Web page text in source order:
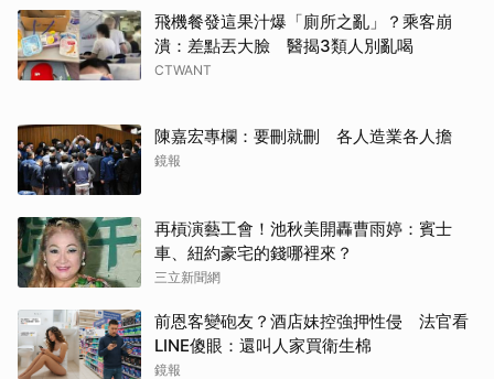
飛機餐發這果汁爆「廁所之亂」？乘客崩
潰：差點丟大臉 醫揭3類人別亂喝
CTWANT
陳嘉宏專欄：要刪就刪 各人造業各人擔
鏡報
再槓演藝工會！池秋美開轟曹雨婷：賓士
車、紐約豪宅的錢哪裡來？
三立新聞網
前恩客變砲友？酒店妹控強押性侵 法官看
LINE傻眼：還叫人家買衛生棉
鏡報